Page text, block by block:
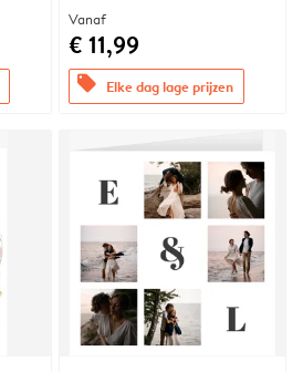
Vanaf
€ 11,99
offers Elke dag lage prijzen